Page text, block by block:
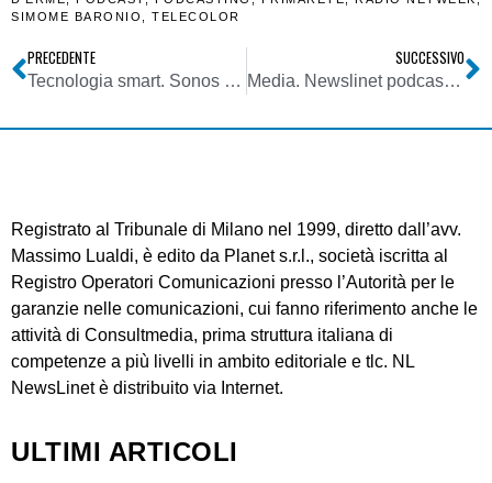
SIMOME BARONIO
TELECOLOR
PRECEDENTE
Tecnologia smart. Sonos vs Google: ha copiato ns tecnologia per smart speaker. Giudice: spese che avrebbero potuto essere destinate a scuole
SUCCESSIVO
Media. Newslinet podcast puntata del 17/05/2023: ascolta le notizie della settimana di NL
Registrato al Tribunale di Milano nel 1999, diretto dall’avv.
Massimo Lualdi, è edito da Planet s.r.l., società iscritta al
Registro Operatori Comunicazioni presso l’Autorità per le
garanzie nelle comunicazioni, cui fanno riferimento anche le
attività di Consultmedia, prima struttura italiana di
competenze a più livelli in ambito editoriale e tlc. NL
NewsLinet è distribuito via Internet.
ULTIMI ARTICOLI